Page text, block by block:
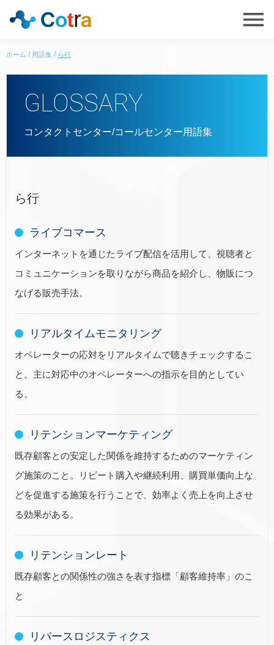
ホーム 用語集 ら行
GLOSSARY
コンタクトセンター/コールセンター用語集
ら行
ライブコマース
インターネットを通じたライブ配信を活用して、視聴者と
コミュニケーションを取りながら商品を紹介し、物販につ
なげる販売手法。
リアルタイムモニタリング
オペレーターの応対をリアルタイムで聴きチェックするこ
と。主に対応中のオペレーターへの指示を目的としてい
る。
リテンションマーケティング
既存顧客との安定した関係を維持するためのマーケティン
グ施策のこと。リピート購入や継続利用、購買単価向上な
どを促進する施策を行うことで、効率よく売上を向上させ
る効果がある。
リテンションレート
既存顧客との関係性の強さを表す指標「顧客維持率」のこ
と
リバースロジスティクス